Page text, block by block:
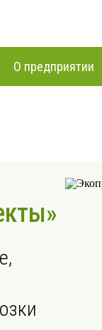
О предприятии